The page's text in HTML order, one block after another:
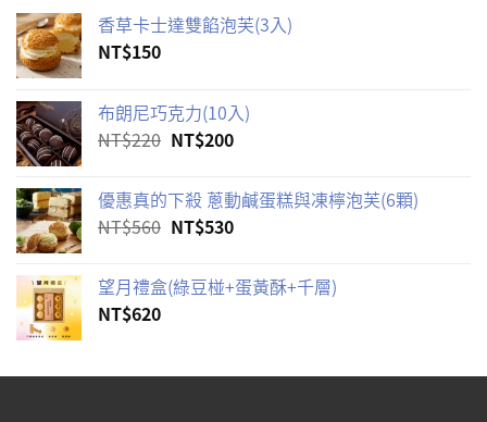
香草卡士達雙餡泡芙(3入)
NT$150
布朗尼巧克力(10入)
NT$220 原
格：
NT$220。
NT$200目
格：
NT$200。
優惠真的下殺 蔥動鹹蛋糕與凍檸泡芙(6顆)
NT$560 原
格：
NT$530目
格：
望月禮盒(綠豆椪+蛋黃酥+千層)
NT$620